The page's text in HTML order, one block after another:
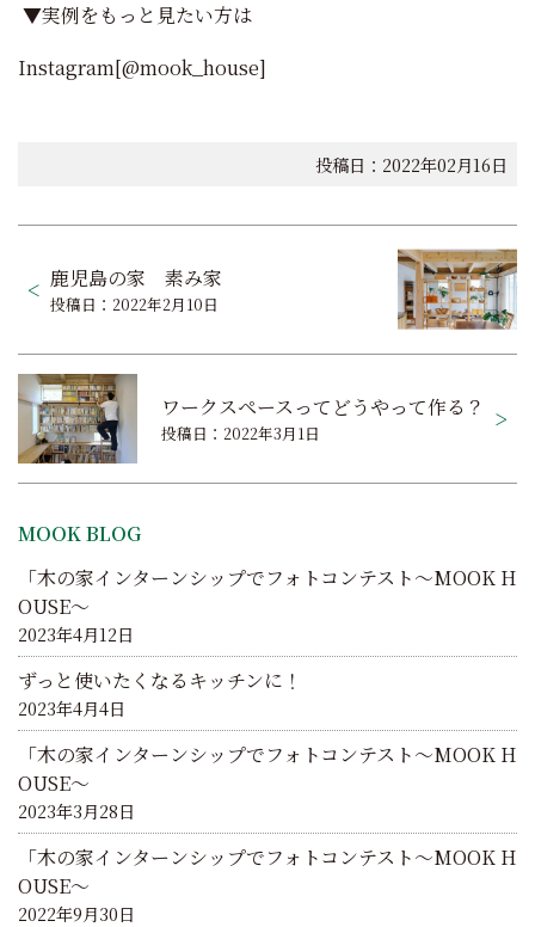
▼実例をもっと見たい方は
Instagram[@mook_house]
投稿日：2022年02月16日
稿
ビ
ゲ
ー
シ
ョ
ン
鹿児島の家 素み家
投稿日：2022年2月10日
ワークスペースってどうやって作る？
投稿日：2022年3月1日
MOOK BLOG
「木の家インターンシップでフォトコンテスト～MOOK H
OUSE～
2023年4月12日
ずっと使いたくなるキッチンに！
2023年4月4日
「木の家インターンシップでフォトコンテスト～MOOK H
OUSE～
2023年3月28日
「木の家インターンシップでフォトコンテスト～MOOK H
OUSE～
2022年9月30日